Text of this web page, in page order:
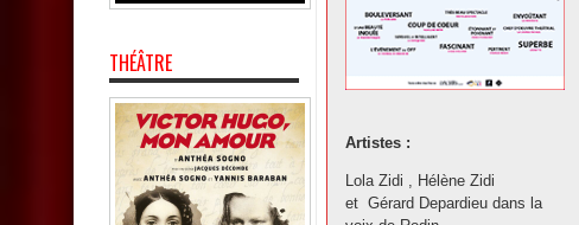
Artistes :
Lola Zidi , Hélène Zidi
et Gérard Depardieu dans la
THÉÂTRE